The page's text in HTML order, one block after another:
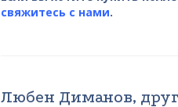
свяжитесь с нами.
Любен Диманов,